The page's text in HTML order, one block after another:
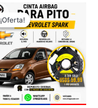
¡Oferta!
¡Oferta!
precio
original
era:
$69,99.
El
precio
actual
es:
$59,99.